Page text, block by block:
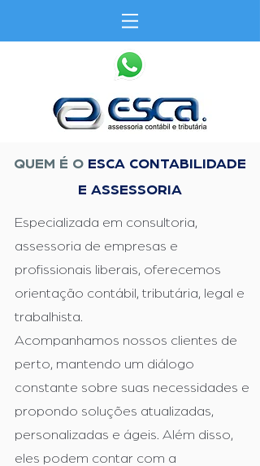
QUEM É O ESCA CONTABILIDADE
E ASSESSORIA
Especializada em consultoria,
assessoria de empresas e
profissionais liberais, oferecemos
orientação contábil, tributária, legal e
trabalhista.
Acompanhamos nossos clientes de
perto, mantendo um diálogo
constante sobre suas necessidades e
propondo soluções atualizadas,
personalizadas e ágeis. Além disso,
eles podem contar com a